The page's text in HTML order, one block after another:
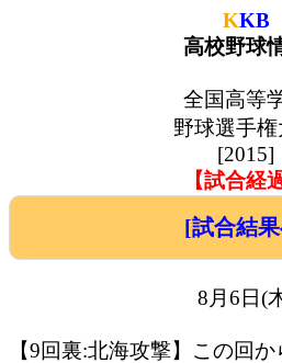
KKB
高校野球
全国高等
野球選手権
[2015]
【試合経
[試合結
8月6日(
【9回裏:北海攻撃】この回